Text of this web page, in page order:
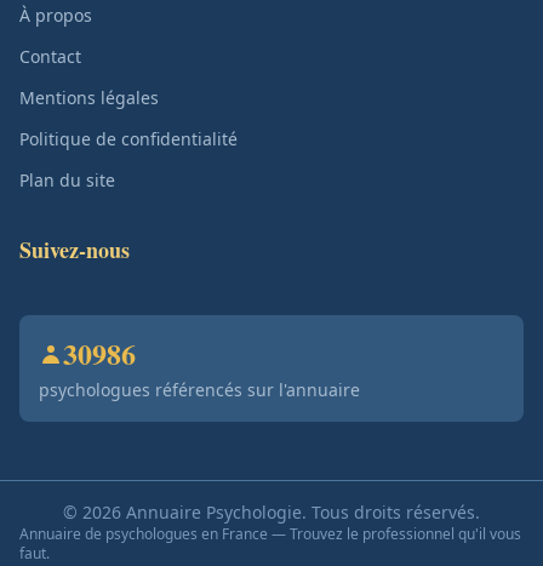
À propos
Contact
Mentions légales
Politique de confidentialité
Plan du site
Suivez-nous
30986
psychologues référencés sur l'annuaire
© 2026 Annuaire Psychologie. Tous droits réservés.
Annuaire de psychologues en France — Trouvez le professionnel qu'il vous
faut.